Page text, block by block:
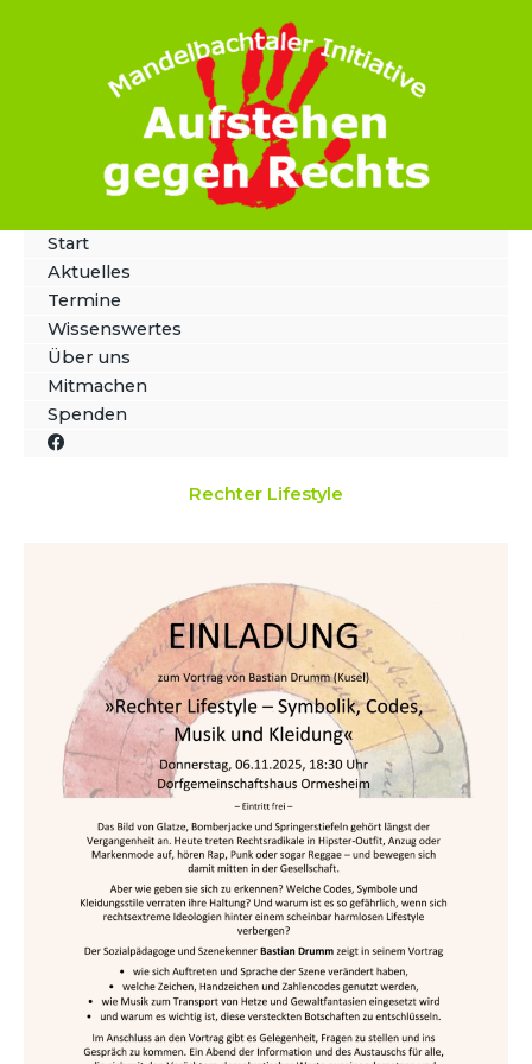
Start
Aktuelles
Termine
Wissenswertes
Über uns
Mitmachen
Spenden
Rechter Lifestyle